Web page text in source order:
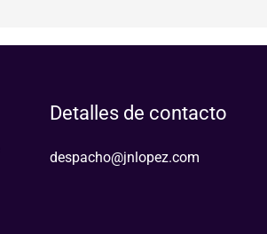
Detalles de contacto
despacho@jnlopez.com